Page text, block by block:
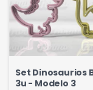
Set Dinosaurios
3u - Modelo 3